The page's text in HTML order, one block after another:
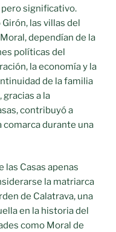
significativo.
las villas del
dependían de la
políticas del
la economía y la
de la familia
gracias a la
contribuyó a
comarca durante una
las Casas apenas
la matriarca
de Calatrava, una
en la historia del
como Moral de